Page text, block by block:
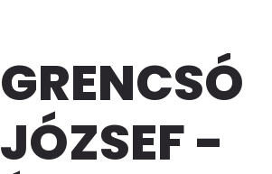
GRENCSÓ
JÓZSEF -